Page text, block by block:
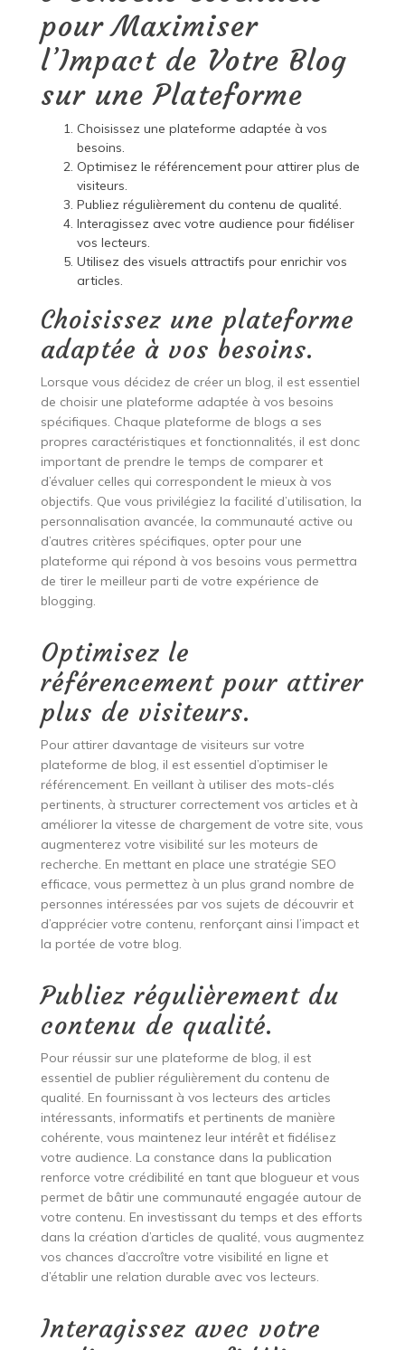
pour Maximiser
l’Impact de Votre Blog
sur une Plateforme
Choisissez une plateforme adaptée à vos
besoins.
Optimisez le référencement pour attirer plus de
visiteurs.
Publiez régulièrement du contenu de qualité.
Interagissez avec votre audience pour fidéliser
vos lecteurs.
Utilisez des visuels attractifs pour enrichir vos
articles.
Choisissez une plateforme
adaptée à vos besoins.
Lorsque vous décidez de créer un blog, il est essentiel
de choisir une plateforme adaptée à vos besoins
spécifiques. Chaque plateforme de blogs a ses
propres caractéristiques et fonctionnalités, il est donc
important de prendre le temps de comparer et
d’évaluer celles qui correspondent le mieux à vos
objectifs. Que vous privilégiez la facilité d’utilisation, la
personnalisation avancée, la communauté active ou
d’autres critères spécifiques, opter pour une
plateforme qui répond à vos besoins vous permettra
de tirer le meilleur parti de votre expérience de
blogging.
Optimisez le
référencement pour attirer
plus de visiteurs.
Pour attirer davantage de visiteurs sur votre
plateforme de blog, il est essentiel d’optimiser le
référencement. En veillant à utiliser des mots-clés
pertinents, à structurer correctement vos articles et à
améliorer la vitesse de chargement de votre site, vous
augmenterez votre visibilité sur les moteurs de
recherche. En mettant en place une stratégie SEO
efficace, vous permettez à un plus grand nombre de
personnes intéressées par vos sujets de découvrir et
d’apprécier votre contenu, renforçant ainsi l’impact et
la portée de votre blog.
Publiez régulièrement du
contenu de qualité.
Pour réussir sur une plateforme de blog, il est
essentiel de publier régulièrement du contenu de
qualité. En fournissant à vos lecteurs des articles
intéressants, informatifs et pertinents de manière
cohérente, vous maintenez leur intérêt et fidélisez
votre audience. La constance dans la publication
renforce votre crédibilité en tant que blogueur et vous
permet de bâtir une communauté engagée autour de
votre contenu. En investissant du temps et des efforts
dans la création d’articles de qualité, vous augmentez
vos chances d’accroître votre visibilité en ligne et
d’établir une relation durable avec vos lecteurs.
Interagissez avec votre